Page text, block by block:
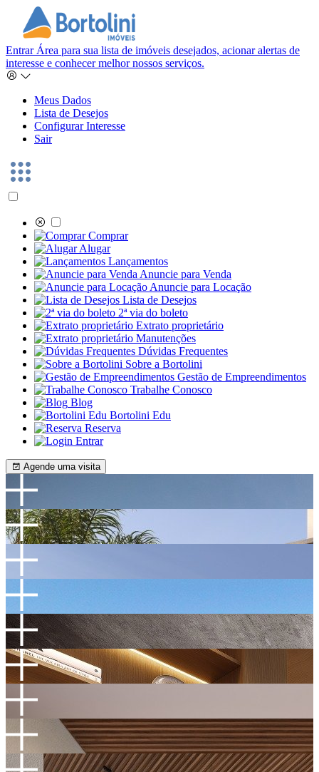
Entrar Área para sua lista de imóveis desejados, acionar alertas de
interesse e conhecer melhor nossos serviços.
Meus Dados
Lista de Desejos
Configurar Interesse
Sair
Comprar
Alugar
Lançamentos
Anuncie para Venda
Anuncie para Locação
Lista de Desejos
2ª via do boleto
Extrato proprietário
Manutenções
Dúvidas Frequentes
Sobre a Bortolini
Gestão de Empreendimentos
Trabalhe Conosco
Blog
Bortolini Edu
Reserva
Entrar
Agende uma visita